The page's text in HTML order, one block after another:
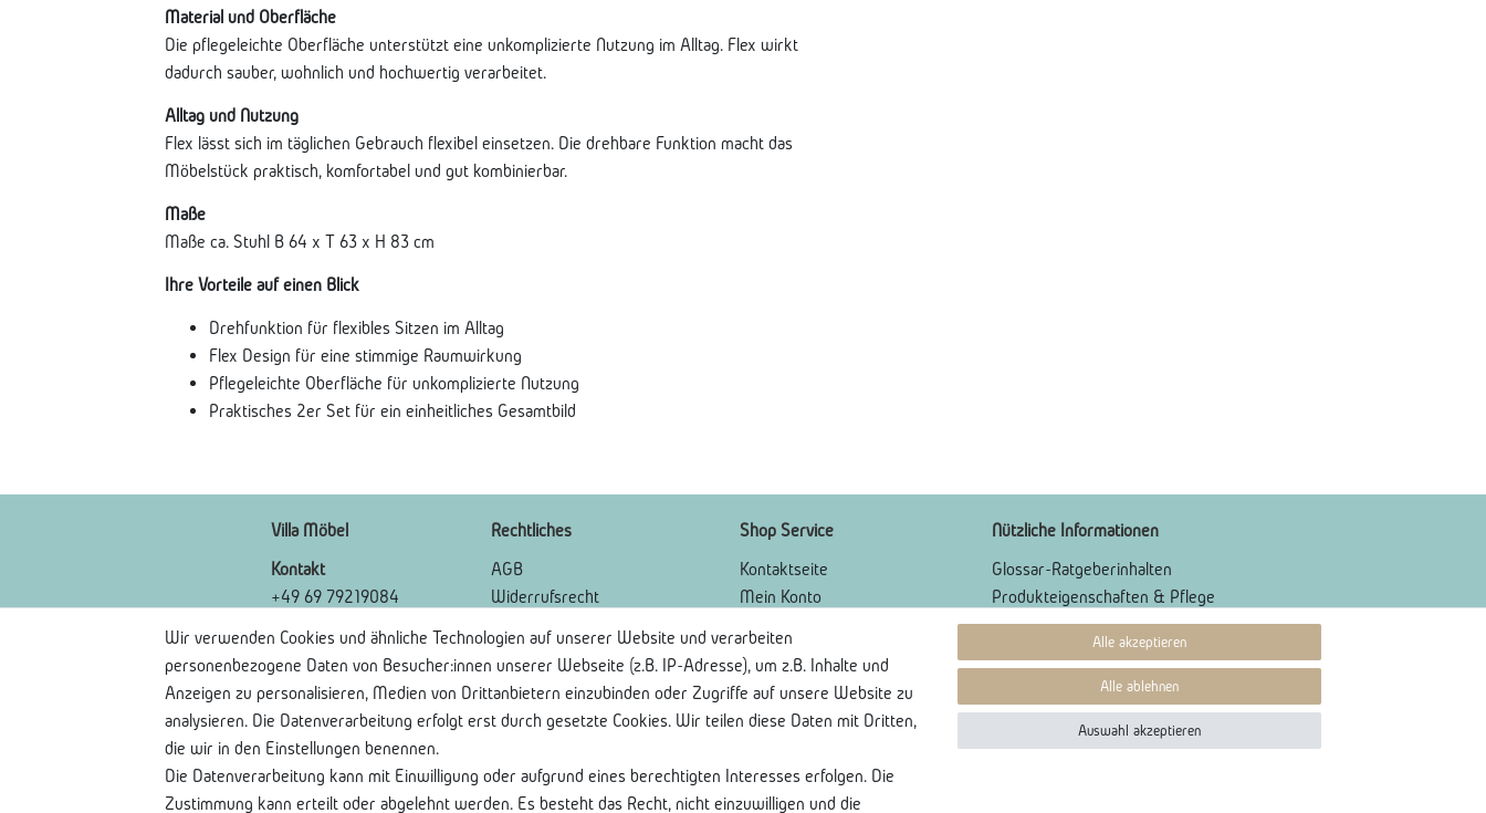
Material und Oberfläche
Die pflegeleichte Oberfläche unterstützt eine unkomplizierte Nutzung im Alltag. Flex wirkt
dadurch sauber, wohnlich und hochwertig verarbeitet.
Alltag und Nutzung
Flex lässt sich im täglichen Gebrauch flexibel einsetzen. Die drehbare Funktion macht das
Möbelstück praktisch, komfortabel und gut kombinierbar.
Maße
Maße ca. Stuhl B 64 x T 63 x H 83 cm
Ihre Vorteile auf einen Blick
Drehfunktion für flexibles Sitzen im Alltag
Flex Design für eine stimmige Raumwirkung
Pflegeleichte Oberfläche für unkomplizierte Nutzung
Praktisches 2er Set für ein einheitliches Gesamtbild
Villa Möbel
Kontakt
+49 69 79219084
Rechtliches
AGB
Widerrufsrecht
Impressum
Datenschutzerklärung
Shop Service
Kontaktseite
Mein Konto
Lieferung und Retoure
Bankkontodaten
Nützliche Informationen
Glossar-Ratgeberinhalten
Produkteigenschaften & Pflege
Karriere
Wir verwenden Cookies und ähnliche Technologien auf unserer Website und verarbeiten
personenbezogene Daten von Besucher:innen unserer Webseite (z.B. IP-Adresse), um z.B. Inhalte und
Anzeigen zu personalisieren, Medien von Drittanbietern einzubinden oder Zugriffe auf unsere Website zu
analysieren. Die Datenverarbeitung erfolgt erst durch gesetzte Cookies. Wir teilen diese Daten mit Dritten,
die wir in den Einstellungen benennen.
Die Datenverarbeitung kann mit Einwilligung oder aufgrund eines berechtigten Interesses erfolgen. Die
Zustimmung kann erteilt oder abgelehnt werden. Es besteht das Recht, nicht einzuwilligen und die
Alle akzeptieren
Alle ablehnen
Auswahl akzeptieren